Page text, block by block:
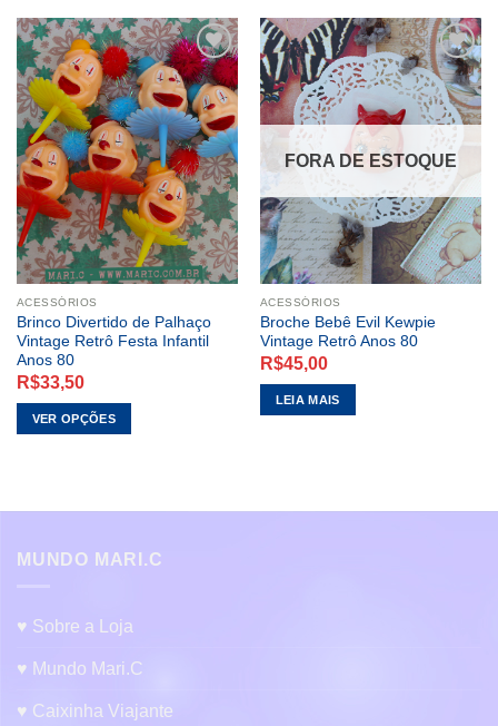
ADICIONAR
A LISTA DE
DESEJOS
ACESSÓRIOS
Brinco Divertido de Palhaço
Vintage Retrô Festa Infantil
Anos 80
R$33,50
VER OPÇÕES
várias
As
ser
na
página
ADICIONAR
A LISTA DE
DESEJOS
FORA DE ESTOQUE
ACESSÓRIOS
Broche Bebê Evil Kewpie
Vintage Retrô Anos 80
R$45,00
LEIA MAIS
MUNDO MARI.C
♥ Sobre a Loja
♥ Mundo Mari.C
♥ Caixinha Viajante